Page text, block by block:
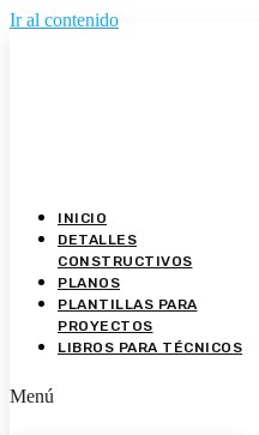
Ir al contenido
INICIO
DETALLES
CONSTRUCTIVOS
PLANOS
PLANTILLAS PARA
PROYECTOS
LIBROS PARA TÉCNICOS
Menú